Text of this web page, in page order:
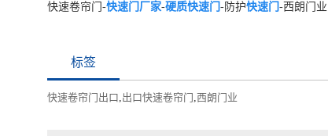
快速卷帘门-快速门厂家-硬质快速门 -防护快速门 -西朗门业
标签
快速卷帘门出口,出口快速卷帘门 ,西朗门业